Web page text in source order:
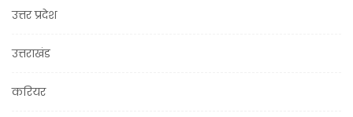
उत्तर प्रदेश
उत्तराखंड
करियर